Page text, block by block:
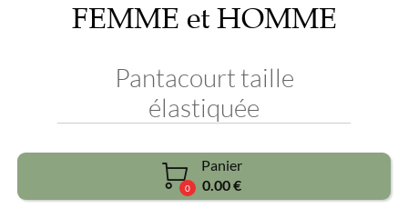
FEMME et HOMME
Pantacourt taille
élastiquée
0
Panier
0.00 €